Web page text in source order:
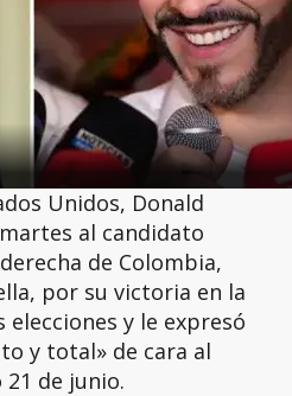
Unidos, Donald
al candidato
de Colombia,
por su victoria en la
y le expresó
y total» de cara al
de junio.